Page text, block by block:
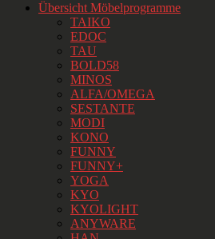
Übersicht Möbelprogramme
TAIKO
EDOC
TAU
BOLD58
MINOS
ALFA/OMEGA
SESTANTE
MODI
KONO
FUNNY
FUNNY+
YOGA
KYO
KYOLIGHT
ANYWARE